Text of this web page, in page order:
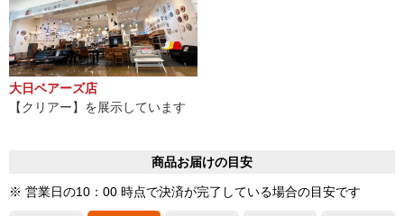
大日ベアーズ店
【クリアー】を展示しています
商品お届けの目安
※ 営業日の10：00 時点で決済が完了している場合の目安です